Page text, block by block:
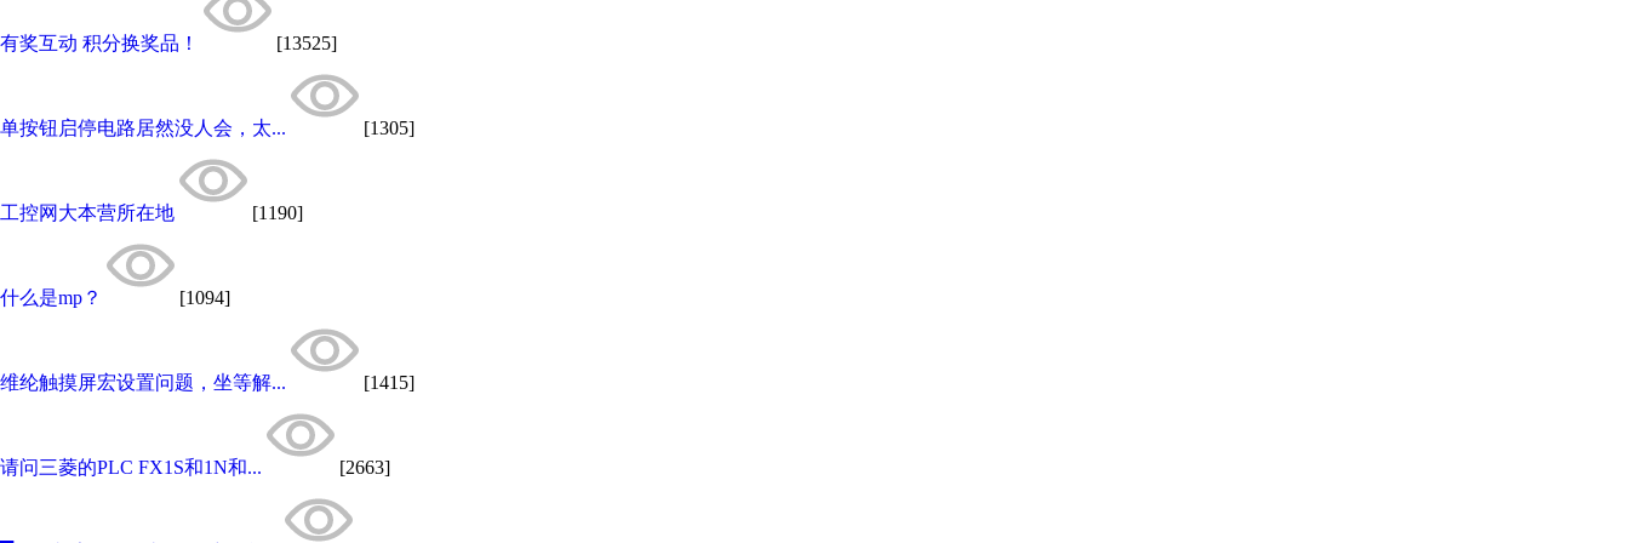
有奖互动 积分换奖品！ [13525]
单按钮启停电路居然没人会，太... [1305]
工控网大本营所在地 [1190]
什么是mp？ [1094]
维纶触摸屏宏设置问题，坐等解... [1415]
请问三菱的PLC FX1S和1N和... [2663]